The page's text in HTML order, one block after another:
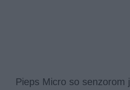
Pieps Micro so senzorom